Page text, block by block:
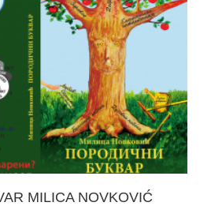
MILICA NOVKOVIĆ
MILICA NOVKOVIĆ